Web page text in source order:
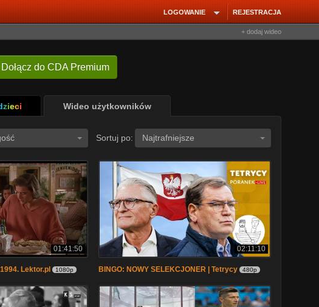
REJESTRACJA
LOGOWANIE
+ dodaj wideo
Dołącz do CDA Premium
Wideo użytkowników
Sortuj po: Najtrafniejsze
01:41:50
Lektor.pl 1080p
02:11:10
BINGO: NOWY SELEKCJONER | Tetrycy 480p